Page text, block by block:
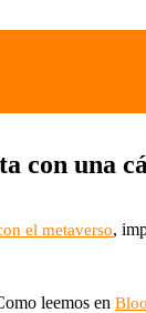
con una
el metaverso,
leemos en